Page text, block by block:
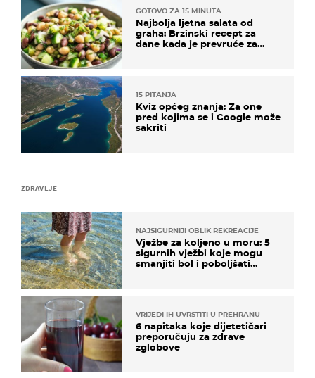
ZDRAVLJE
NAJSIGURNIJI OBLIK REKREACIJE
Vježbe za koljeno u moru: 5
sigurnih vježbi koje mogu
smanjiti bol i poboljšati
VRIJEDI IH UVRSTITI U PREHRANU
6 napitaka koje dijetetičari
preporučuju za zdrave
zglobove
GOTOVO ZA 15 MINUTA
Najbolja ljetna salata od
graha: Brzinski recept za
dane kada je prevruće za
15 PITANJA
Kviz općeg znanja: Za one
pred kojima se i Google može
sakriti